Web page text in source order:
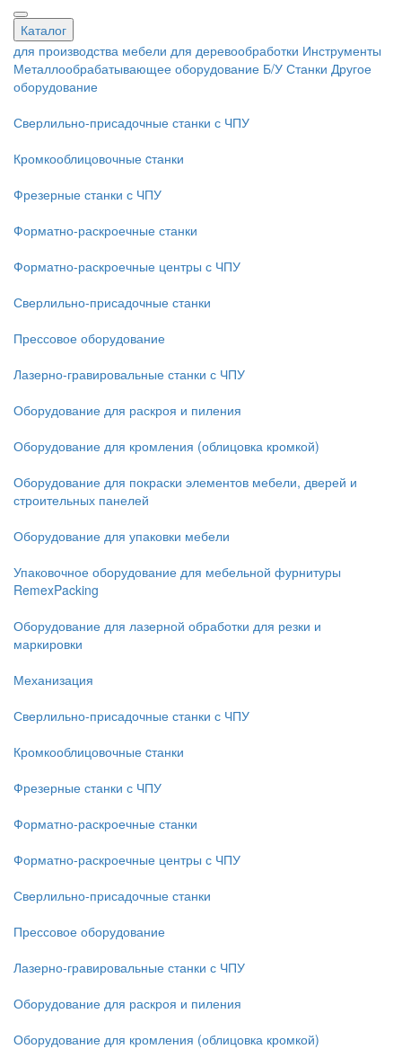
Каталог
для производства мебели для деревообработки Инструменты
Металлообрабатывающее оборудование Б/У Станки Другое
оборудование
Сверлильно-присадочные станки с ЧПУ
Кромкооблицовочные cтанки
Фрезерные станки с ЧПУ
Форматно-раскроечные станки
Форматно-раскроечные центры с ЧПУ
Сверлильно-присадочные станки
Прессовое оборудование
Лазерно-гравировальные станки с ЧПУ
Оборудование для раскроя и пиления
Оборудование для кромления (облицовка кромкой)
Оборудование для покраски элементов мебели, дверей и
строительных панелей
Оборудование для упаковки мебели
Упаковочное оборудование для мебельной фурнитуры
RemexPacking
Оборудование для лазерной обработки для резки и
маркировки
Механизация
Сверлильно-присадочные станки с ЧПУ
Кромкооблицовочные cтанки
Фрезерные станки с ЧПУ
Форматно-раскроечные станки
Форматно-раскроечные центры с ЧПУ
Сверлильно-присадочные станки
Прессовое оборудование
Лазерно-гравировальные станки с ЧПУ
Оборудование для раскроя и пиления
Оборудование для кромления (облицовка кромкой)